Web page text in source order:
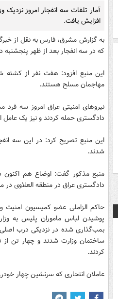
افزایش یافت.
به گزارش مشرق، فارس به نقل از
که در سه انفجار بعد از ظهر پنجشنبه در بغداد 25
مهاجمان مسلح هستند.
نیروهای امنیتی عراق امروز سه
دادگستری حمله کردند و نیز یک عامل
شدند.
منبع مذکور گفت: اوضاع هم
دادگستری عراق در منطقه العلاوی در
حاکم الزاملی عضو کمیسیون امنیت
پوشیدن لباس ماموران پلیس به
بمب‌گذاری شده در نزدیکی درب اصلی
ساختمان وزارت شدند و چهار تن از
کردند.
عاملان انتحاری که سرنشین چهار